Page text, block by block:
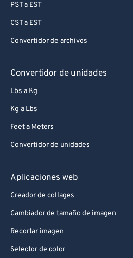
PST a EST
CST a EST
Convertidor de archivos
Convertidor de unidades
Lbs a Kg
Kg a Lbs
Feet a Meters
Convertidor de unidades
Aplicaciones web
Creador de collages
Cambiador de tamaño de imagen
Recortar imagen
Selector de color